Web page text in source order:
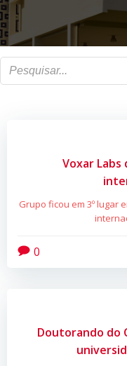
Voxar Labs
Grupo ficou em 3º lugar
0
Doutorando do